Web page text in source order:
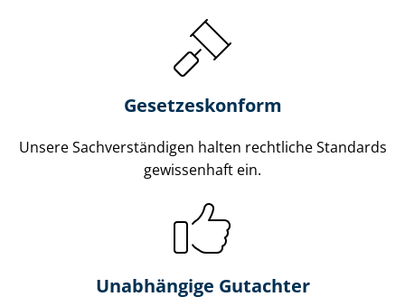
Gesetzes­konform
Unsere Sach­ver­stän­di­gen halten rechtliche Standards
gewissenhaft ein.
Unabhängige Gutachter